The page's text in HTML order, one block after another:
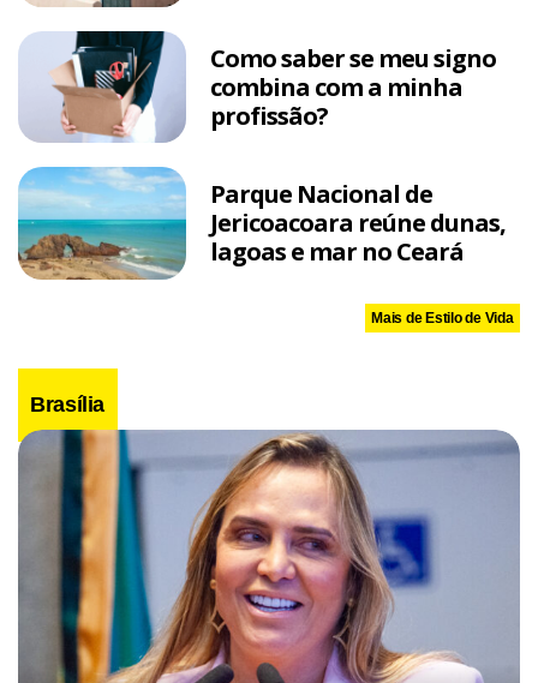
Como saber se meu signo
combina com a minha
profissão?
Parque Nacional de
Jericoacoara reúne dunas,
lagoas e mar no Ceará
Mais de Estilo de Vida
Brasília